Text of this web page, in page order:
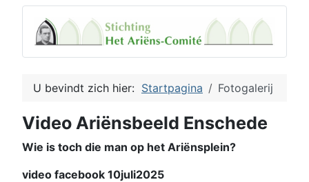
U bevindt zich hier: Startpagina Fotogalerij
Video Ariënsbeeld Enschede
Wie is toch die man op het Ariënsplein?
video facebook 10juli2025